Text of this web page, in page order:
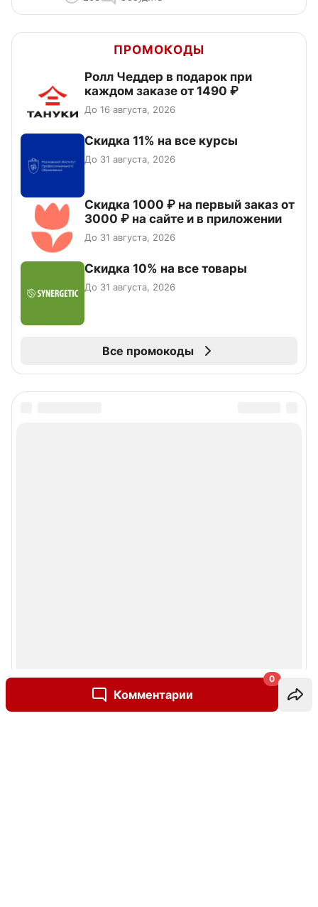
Комментарии
0
ПРОМОКОДЫ
Ролл Чеддер в подарок при
каждом заказе от 1490 ₽
До 16 августа, 2026
Скидка 11% на все курсы
До 31 августа, 2026
Скидка 1000 ₽ на первый заказ от
3000 ₽ на сайте и в приложении
До 31 августа, 2026
Скидка 10% на все товары
До 31 августа, 2026
Все промокоды